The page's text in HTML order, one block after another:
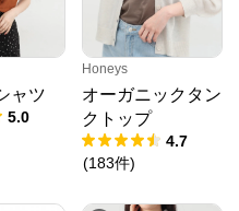
ャツ
5.0
Honeys
オーガニックタン
クトップ
4.7
(183件)